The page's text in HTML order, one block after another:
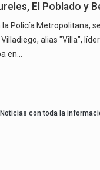
El Poblado y
la Policía Metropolitana,
alias "Villa",
en…
con toda la